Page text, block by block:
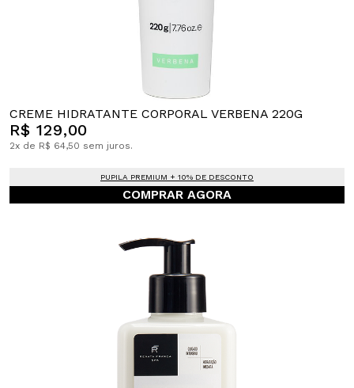
CREME HIDRATANTE CORPORAL VERBENA 220G
R$ 129,00
2x de R$ 64,50 sem juros.
PUPILA PREMIUM + 10% DE DESCONTO
COMPRAR AGORA